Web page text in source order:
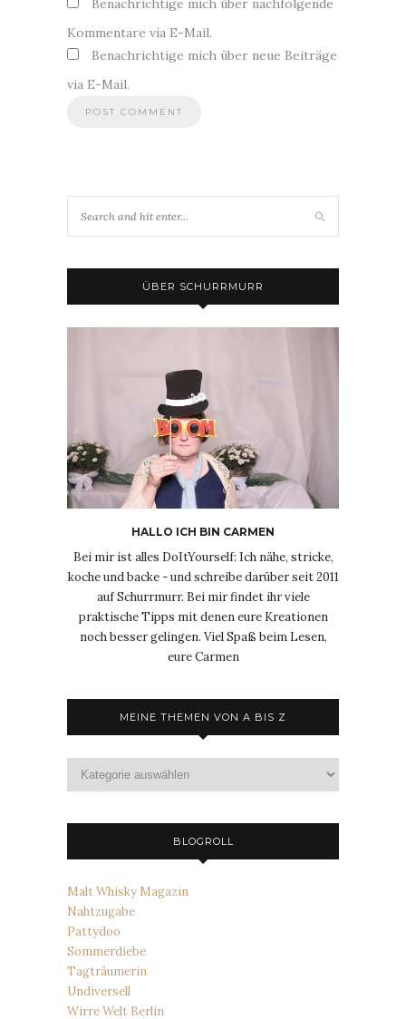
Benachrichtige mich über nachfolgende
Kommentare via E-Mail.
Benachrichtige mich über neue Beiträge
via E-Mail.
ÜBER SCHURRMURR
HALLO ICH BIN CARMEN
Bei mir ist alles DoItYourself: Ich nähe, stricke,
koche und backe - und schreibe darüber seit 2011
auf Schurrmurr. Bei mir findet ihr viele
praktische Tipps mit denen eure Kreationen
noch besser gelingen. Viel Spaß beim Lesen,
eure Carmen
MEINE THEMEN VON A BIS Z
Themen
BLOGROLL
Malt Whisky Magazin
Nahtzugabe
Pattydoo
Sommerdiebe
Tagträumerin
Undiversell
Wirre Welt Berlin